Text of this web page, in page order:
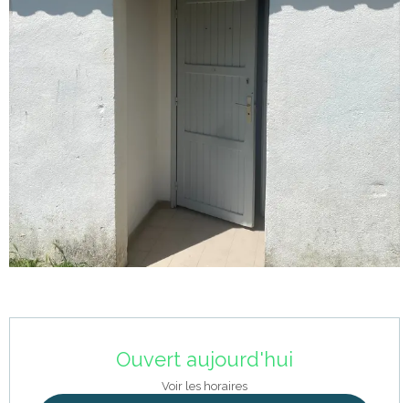
Ouvert aujourd'hui
Voir les horaires